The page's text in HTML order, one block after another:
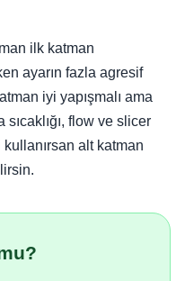
ilk katman
ayarın fazla agresif
iyi yapışmalı ama
sıcaklığı, flow ve slicer
alt katman